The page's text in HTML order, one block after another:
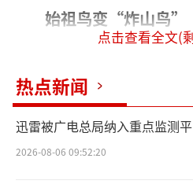
始祖鸟变“炸山鸟”
高端户外品牌始祖鸟深陷
9月19日，始祖鸟联
藏喜马拉雅山脉江孜热
点击查看全文(
热点新闻
迅雷被广电总局纳入重点监测
2026-08-06 09:52:20